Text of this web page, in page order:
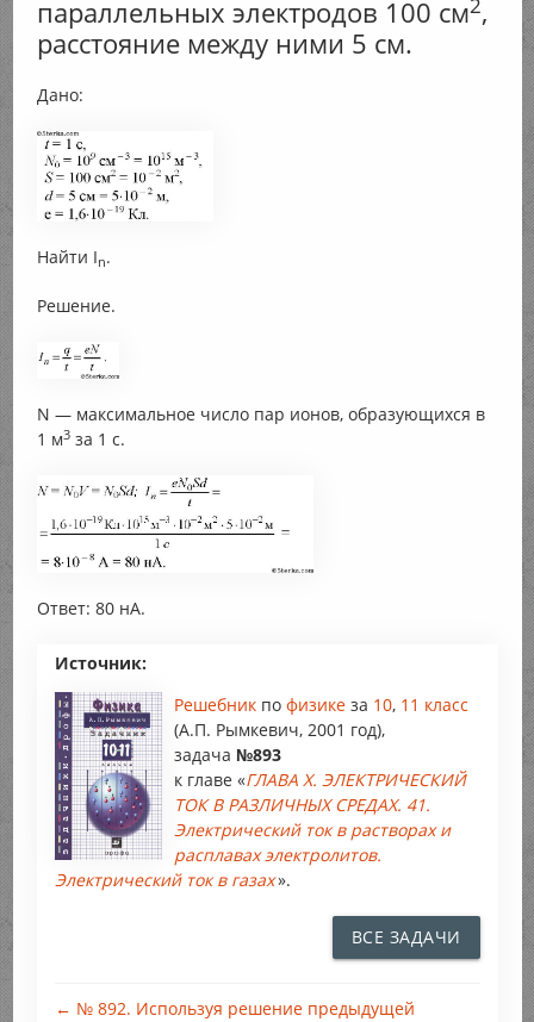
параллельных электродов 100 см ,
расстояние между ними 5 см.
Дано:
Найти In.
Решение.
N — максимальное число пар ионов, образующихся в
1 м3за 1 с.
Ответ: 80 нА.
Источник:
Решебник по физике за 10, 11 класс
(А.П. Рымкевич, 2001 год),
задача №893
к главе «ГЛАВА X. ЭЛЕКТРИЧЕСКИЙ
ТОК В РАЗЛИЧНЫХ СРЕДАХ. 41.
Электрический ток в растворах и
расплавах электролитов.
Электрический ток в газах».
ВСЕ ЗАДАЧИ
← № 892. Используя решение предыдущей